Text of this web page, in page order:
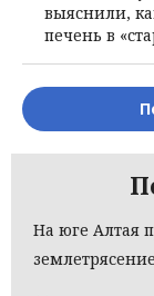
выяснили,
печень в
На юге Алтая
землетрясение